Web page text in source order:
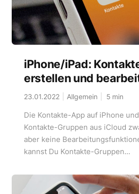
iPhone/iPad:
erstellen und
23.01.2022 Allgemein 5 min
Die Kontakte-App auf iPhone
Kontakte-Gruppen aus iCloud
aber keine
kannst Du Kontakte-Gruppen...